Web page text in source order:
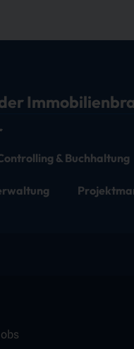
& Buchhaltung